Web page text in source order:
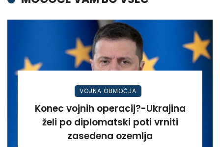
VOJNA OBMOČJA
Konec vojnih operacij?-Ukrajina
želi po diplomatski poti vrniti
zasedena ozemlja